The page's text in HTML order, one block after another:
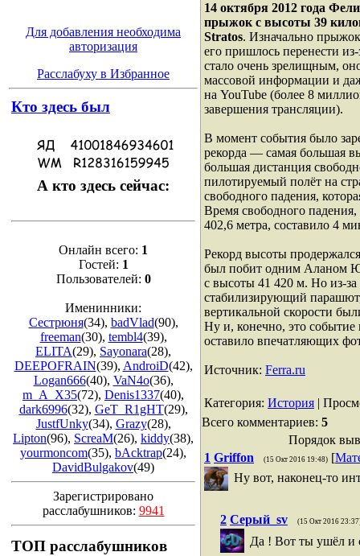
Для добавления необходима
авторизация
Расслабуху в Избранное
Кто здесь был
А кто здесь сейчас:
Онлайн всего: 1
Гостей: 1
Пользователей: 0
Именинники:
Сестрюня(34), badVlad(90),
freeman(30), tembl4(39),
ELITA(29), Sayonara(28),
DEEPOFRAIN(39), AndroiD(42),
Logan666(40), VaN4o(36),
m_A_X35(72), Denis1337(40),
dark6996(32), GeT_R1gHT(29),
JustfUnky(34), Grazy(28),
Lipton(96), ScreaM(26), kiddy(38),
yourmoncom(35), bAcktrap(24),
DavidBulgakov(49)
Зарегистрировано
расслабушников: 9941
ТОП расслабушников
14 октября 2012 года
прыжок с высоты 39
Stratos. Изначально
его пришлось перенести
стало очень зрелищным,
массовой информации и
на YouTube (более 8
завершения трансляции).
В момент события было
рекорда — самая большая
большая дистанция
пилотируемый полёт на
свободного падения,
Время свободного падения,
402,6 метра, составило 4
Рекорд высоты
был побит одним Аланом
с высоты 41 420 м. Но из-за
стабилизирующий
вертикальной скорости
Ну и, конечно, это событие
оставило впечатляющих
Источник: Ferra.ru
Категория: История |
Всего комментариев: 5
Порядок
1 Griffon (15 Окт 2016 19:48) [
Ну вот, наконец-то
2 Cepый_sv (15 Окт 2016
Да ! Вот ты ушёл и